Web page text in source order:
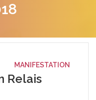
MANIFESTATION
Relais